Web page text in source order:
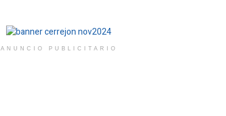
ANUNCIO PUBLICITARIO